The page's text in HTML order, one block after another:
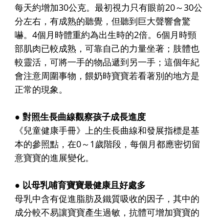
每天約增加30公克。最初視力只有眼前20～30公
分左右，有成熟的聽覺，但聽到巨大聲響會驚
嚇。4個月時體重約為出生時的2倍。6個月時頸
部肌肉已較成熟，可靠自己的力量坐著；肢體也
較靈活，可將一手的物品遞到另一手；這個年紀
會注意周圍事物，餵奶時寶寶若看著別的地方是
正常的現象。
● 對照生長曲線觀察孩子成長進度
《兒童健康手冊》上的生長曲線和發展指標是基
本的參照點，在0～1歲階段，每個月都應密切留
意寶寶的進展變化。
● 以母乳哺育寶寶最健康且好處多
母乳中含有促進脂肪及鐵質吸收的因子，其中的
成分較不易讓寶寶產生過敏，抗體可增加寶寶的